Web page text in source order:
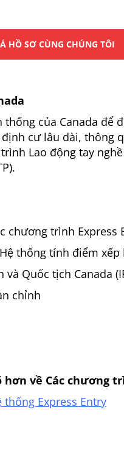
HỒ SƠ CÙNG CHÚNG TÔI
của Canada để
cư lâu dài, thông
Lao động tay nghề
chương trình Express
thống tính điểm xếp
Quốc tịch Canada
chỉnh
về Các chương
Express Entry